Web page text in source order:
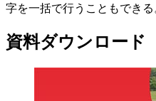
字を一括で行うこともできる
資料ダウンロード